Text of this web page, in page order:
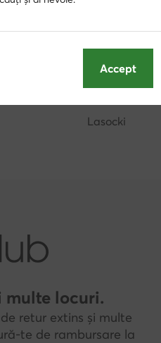
Hunter
Lasocki
multe locuri.
retur extins și multe
te de rambursare la
Accept